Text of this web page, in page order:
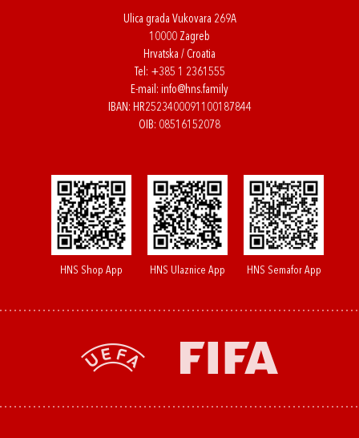
Ulica grada Vukovara 269A
10000 Zagreb
Hrvatska / Croatia
Tel: +385 1 2361555
E-mail: info@hns.family
IBAN: HR2523400091100187844
OIB: 08516152078
HNS Shop App HNS Ulaznice App HNS Semafor App